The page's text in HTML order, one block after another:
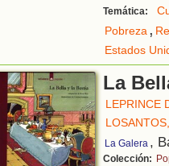
Temática:
Pobreza,
Estados
La
LEPRINCE
La Galera ,
Colección: